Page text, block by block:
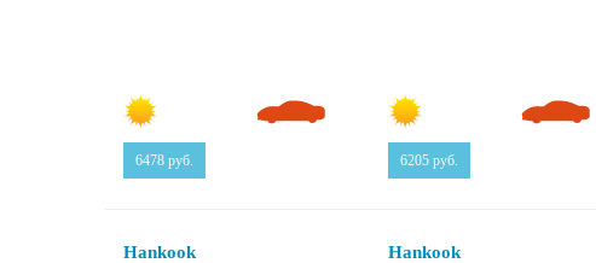
6478 руб. 6205 руб.
Hankook
Hankook